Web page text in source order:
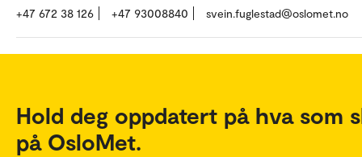
+47 672 38 126 +47 93008840 svein.fuglestad@oslomet.no
Hold deg oppdatert på hva som
på OsloMet.